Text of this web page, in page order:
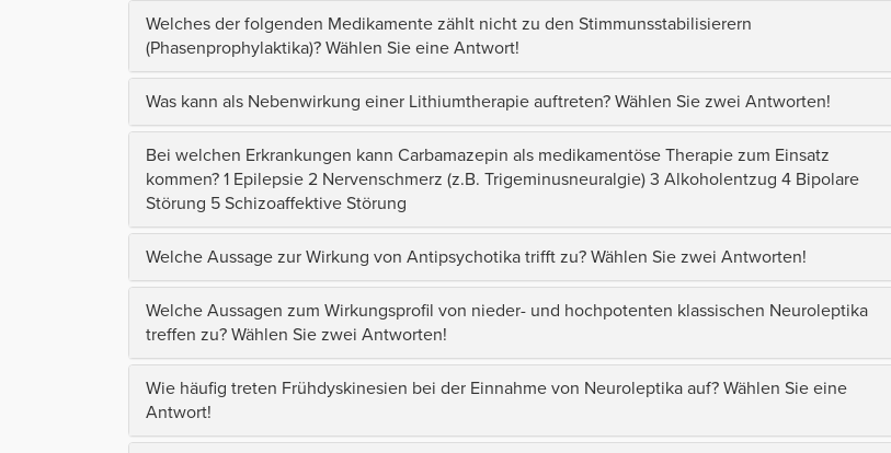
Welches der folgenden Medikamente zählt nicht zu den Stimmunsstabilisierern
(Phasenprophylaktika)? Wählen Sie eine Antwort!
Was kann als Nebenwirkung einer Lithiumtherapie auftreten? Wählen Sie zwei Antworten!
Bei welchen Erkrankungen kann Carbamazepin als medikamentöse Therapie zum Einsatz
kommen? 1 Epilepsie 2 Nervenschmerz (z.B. Trigeminusneuralgie) 3 Alkoholentzug 4 Bipolare
Störung 5 Schizoaffektive Störung
Welche Aussage zur Wirkung von Antipsychotika trifft zu? Wählen Sie zwei Antworten!
Welche Aussagen zum Wirkungsprofil von nieder- und hochpotenten klassischen Neuroleptika
treffen zu? Wählen Sie zwei Antworten!
Wie häufig treten Frühdyskinesien bei der Einnahme von Neuroleptika auf? Wählen Sie eine
Antwort!